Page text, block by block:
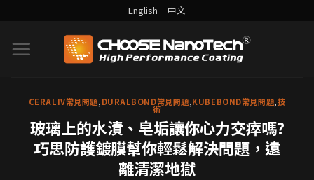
English 中文
CERALIV常見問題,DURALBOND常見問題,KUBEBOND常見問題,技
術
玻璃上的水漬、皂垢讓你心力交瘁嗎?
巧思防護鍍膜幫你輕鬆解決問題，遠
離清潔地獄